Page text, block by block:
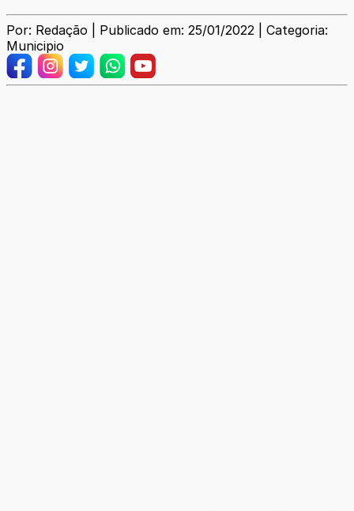
Por: Redação | Publicado em: 25/01/2022 | Categoria:
Municipio